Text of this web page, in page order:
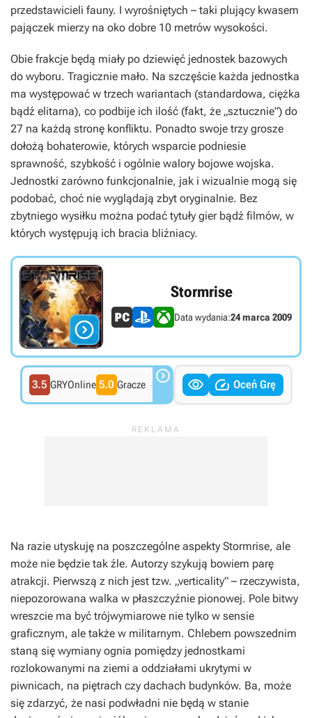
przedstawicieli fauny. I wyrośniętych – taki plujący kwasem
pajączek mierzy na oko dobre 10 metrów wysokości.
Obie frakcje będą miały po dziewięć jednostek bazowych
do wyboru. Tragicznie mało. Na szczęście każda jednostka
ma występować w trzech wariantach (standardowa, ciężka
bądź elitarna), co podbije ich ilość (fakt, że „sztucznie”) do
27 na każdą stronę konfliktu. Ponadto swoje trzy grosze
dołożą bohaterowie, których wsparcie podniesie
sprawność, szybkość i ogólnie walory bojowe wojska.
Jednostki zarówno funkcjonalnie, jak i wizualnie mogą się
podobać, choć nie wyglądają zbyt oryginalnie. Bez
zbytniego wysiłku można podać tytuły gier bądź filmów, w
których występują ich bracia bliźniacy.

Stormrise
Data wydania:24 marca 2009
3.5 GRYOnline 5.0 Gracze    Oceń Grę
Na razie utyskuję na poszczególne aspekty Stormrise, ale
może nie będzie tak źle. Autorzy szykują bowiem parę
atrakcji. Pierwszą z nich jest tzw. „verticality” – rzeczywista,
niepozorowana walka w płaszczyźnie pionowej. Pole bitwy
wreszcie ma być trójwymiarowe nie tylko w sensie
graficznym, ale także w militarnym. Chlebem powszednim
staną się wymiany ognia pomiędzy jednostkami
rozlokowanymi na ziemi a oddziałami ukrytymi w
piwnicach, na piętrach czy dachach budynków. Ba, może
się zdarzyć, że nasi podwładni nie będą w stanie